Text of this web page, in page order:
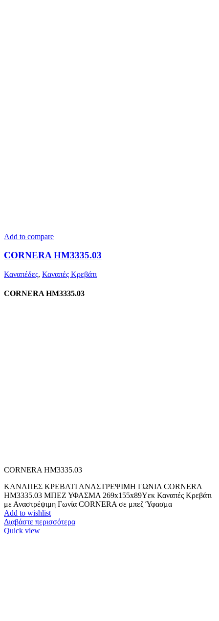
Add to compare
CORNERA HM3335.03
Καναπέδες, Καναπές Κρεβάτι
CORNERA HM3335.03
CORNERA HM3335.03
ΚΑΝΑΠΕΣ ΚΡΕΒΑΤΙ ΑΝΑΣΤΡΕΨΙΜH ΓΩΝΙΑ CORNERA
HM3335.03 ΜΠΕΖ ΥΦΑΣΜΑ 269x155x89Yεκ Καναπές Κρεβάτι
με Αναστρέψιμη Γωνία CORNERA σε μπεζ Ύφασμα
Add to wishlist
Διαβάστε περισσότερα
Quick view